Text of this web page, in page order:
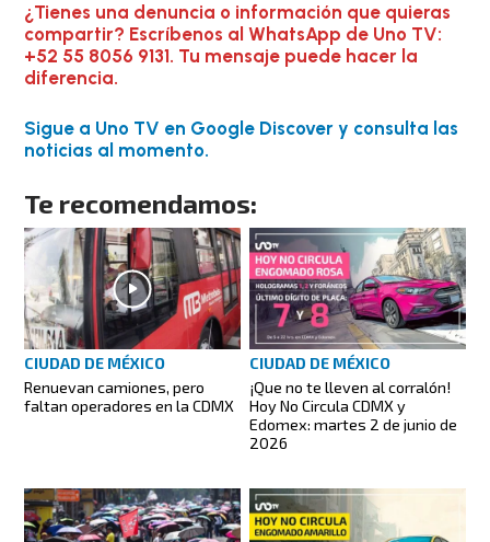
¿Tienes una denuncia o información que quieras
compartir? Escríbenos al WhatsApp de Uno TV:
+52 55 8056 9131. Tu mensaje puede hacer la
diferencia.
Sigue a Uno TV en Google Discover y consulta las
noticias al momento.
Te recomendamos:
CIUDAD DE MÉXICO
Renuevan camiones, pero
faltan operadores en la CDMX
CIUDAD DE MÉXICO
¡Que no te lleven al corralón!
Hoy No Circula CDMX y
Edomex: martes 2 de junio de
2026